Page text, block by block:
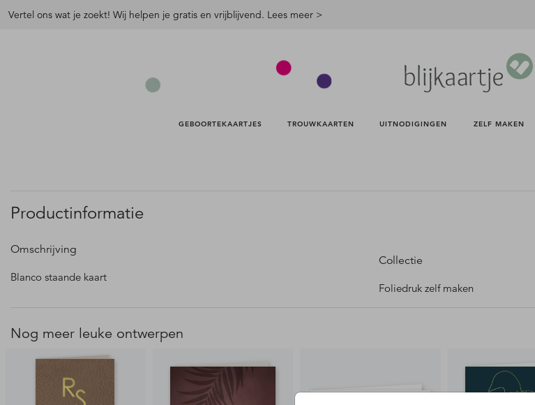
Vertel ons wat je zoekt! Wij helpen je gratis en vrijblijvend. Lees meer >
GEBOORTEKAARTJES TROUWKAARTEN UITNODIGINGEN ZELF MAKEN
Productinformatie
Omschrijving
Blanco staande kaart
Collectie
Foliedruk zelf maken
Nog meer leuke ontwerpen